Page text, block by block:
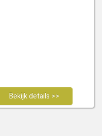
Bekijk details >>